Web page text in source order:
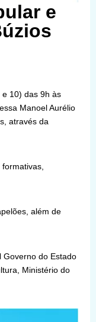
e
10) das 9h às
Manoel Aurélio
através da
além de
Governo do Estado
Ministério do